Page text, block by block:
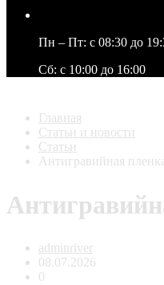
Пн – Пт: c 08:30 до
Сб: c 10:00 до 16:00
Главная
Статьи и новости
Статьи
Антигравийная
adminriver
08.07.2026
0